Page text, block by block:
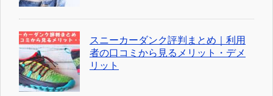
スニーカーダンク評判まとめ｜利用
者の口コミから見るメリット・デメ
リット